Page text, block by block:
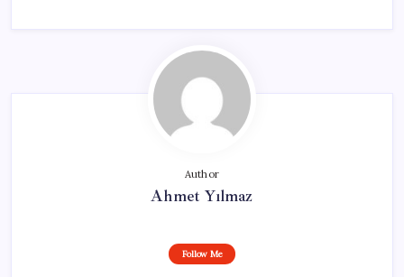
Author
Ahmet Yılmaz
Follow Me